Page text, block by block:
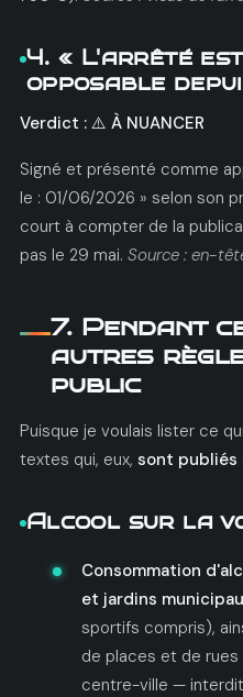
4. « L'arrêté
opposable
Verdict : ⚠️ À NUANCER
Signé et présenté comme
le : 01/06/2026 » selon son
court à compter de la
pas le 29 mai. Source : en-
7. Pendant
autres
public
Puisque je voulais lister ce
textes qui, eux, sont publiés
Alcool sur la
Consommation
et jardins
sportifs compris),
de places et de
centre-ville —